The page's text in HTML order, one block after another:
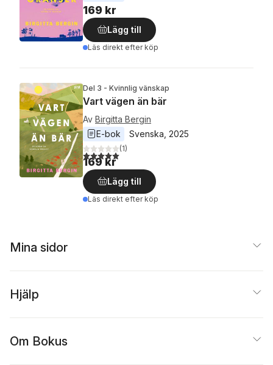
169 kr
Lägg till
Läs direkt efter köp
Del 3 - Kvinnlig vänskap
Vart vägen än bär
Av Birgitta Bergin
E-bok
Svenska 2025
5,0utav 5 stjärnor. Totalt antal röster:
(1)
169 kr
Lägg till
Läs direkt efter köp
Mina sidor
Hjälp
Om Bokus